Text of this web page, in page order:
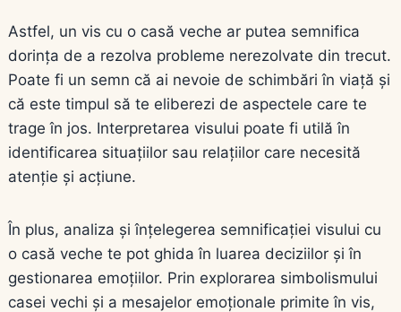
Astfel, un vis cu o casă veche ar putea semnifica
dorința de a rezolva probleme nerezolvate din trecut.
Poate fi un semn că ai nevoie de schimbări în viață și
că este timpul să te eliberezi de aspectele care te
trage în jos. Interpretarea visului poate fi utilă în
identificarea situațiilor sau relațiilor care necesită
atenție și acțiune.
În plus, analiza și înțelegerea semnificației visului cu
o casă veche te pot ghida în luarea deciziilor și în
gestionarea emoțiilor. Prin explorarea simbolismului
casei vechi și a mesajelor emoționale primite în vis,